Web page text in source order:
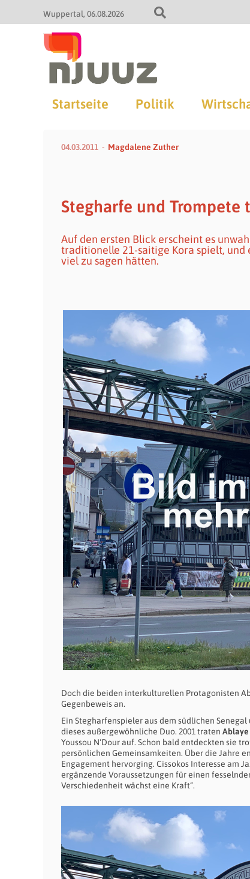
Wuppertal 06.08.2026
Startseite Politik
04.03.2011 Magdalene Zuther
Stegharfe und Trompete
Auf den ersten Blick erscheint es
traditionelle 21-saitige Kora spielt, und
viel zu sagen hätten.
Doch die beiden interkulturellen Protagonisten
Gegenbeweis an.
Ein Stegharfenspieler aus dem südlichen
dieses außergewöhnliche Duo. 2001 traten Ablaye
Youssou N‘Dour auf. Schon bald entdeckten sie
persönlichen Gemeinsamkeiten. Über die Jahre
Engagement hervorging. Cissokos Interesse am
ergänzende Voraussetzungen für einen
Verschiedenheit wächst eine Kraft“.